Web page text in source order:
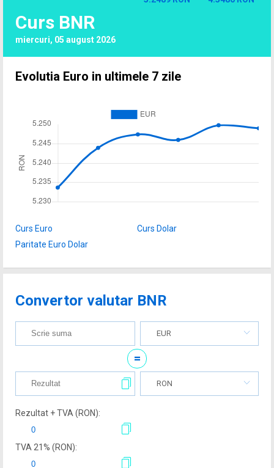
Curs BNR
miercuri, 05 august 2026
Evolutia Euro in ultimele 7 zile
Curs Euro
Curs Dolar
Paritate Euro Dolar
Convertor valutar BNR
EUR
=
RON
Rezultat + TVA (RON):
TVA 21% (RON):